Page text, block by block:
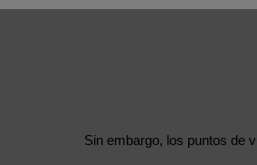
Sin embargo, los puntos de